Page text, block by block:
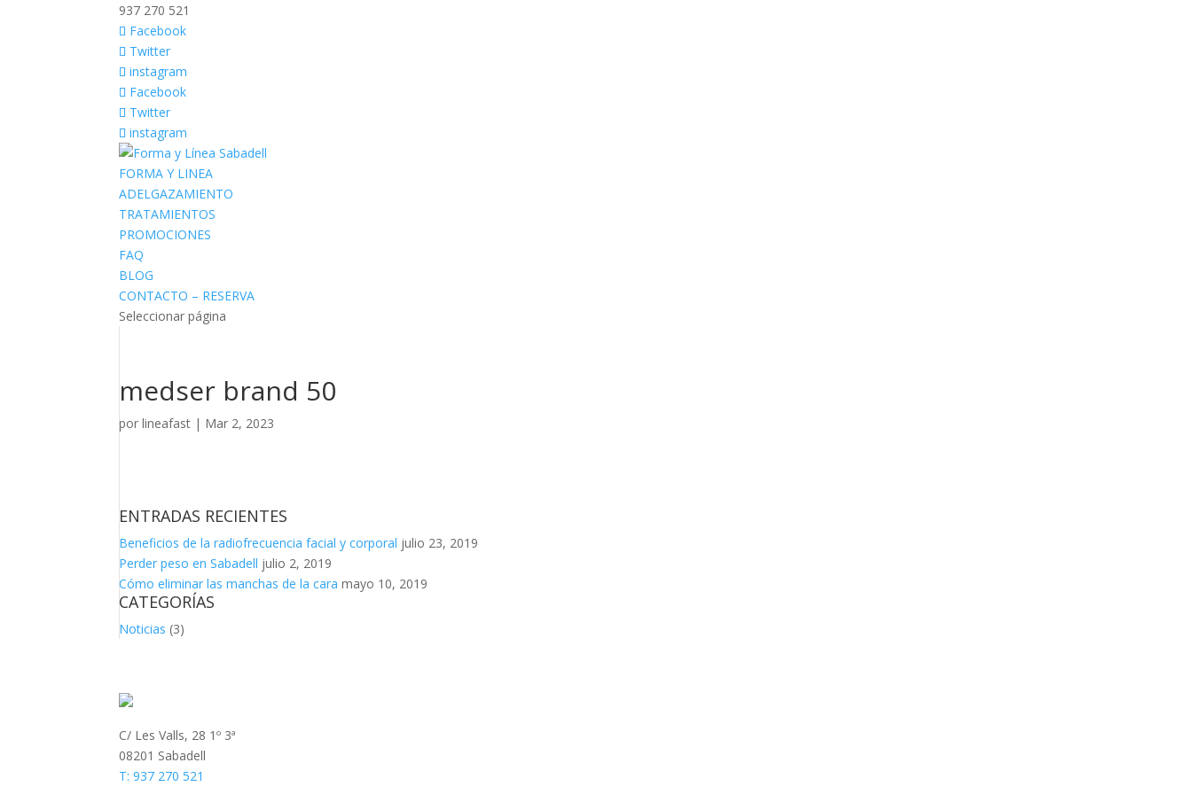
937 270 521
Facebook
Twitter
instagram
Facebook
Twitter
instagram
FORMA Y LINEA
ADELGAZAMIENTO
TRATAMIENTOS
PROMOCIONES
FAQ
BLOG
CONTACTO – RESERVA
Seleccionar página
medser brand 50
porlineafast | Mar 2, 2023
ENTRADAS RECIENTES
Beneficios de la radiofrecuencia facial y corporal julio 23, 2019
Perder peso en Sabadell julio 2, 2019
Cómo eliminar las manchas de la cara mayo 10, 2019
CATEGORÍAS
Noticias (3)
C/ Les Valls, 28 1º 3ª
08201 Sabadell
T: 937 270 521